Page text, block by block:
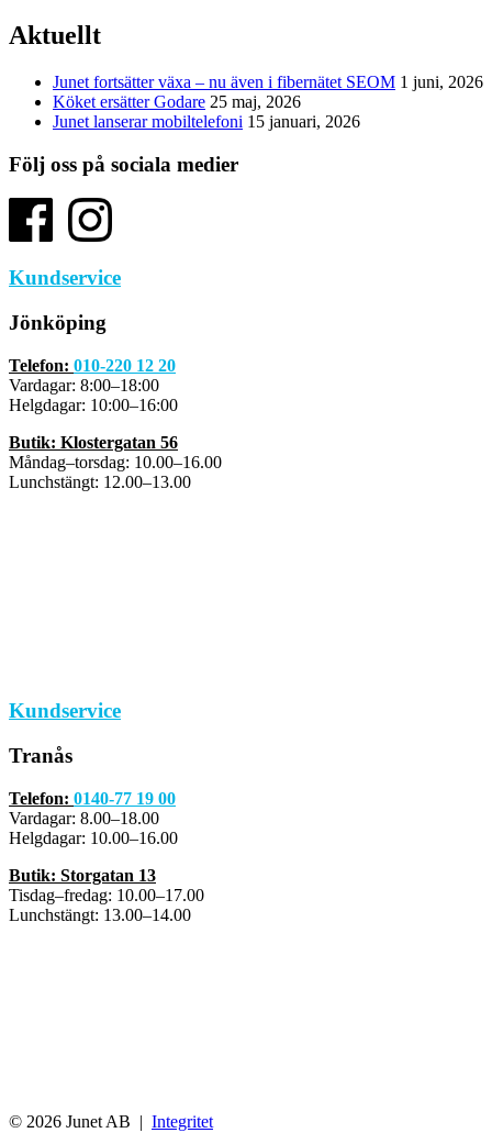
Aktuellt
Junet fortsätter växa – nu även i fibernätet SEOM 1 juni, 2026
Köket ersätter Godare 25 maj, 2026
Junet lanserar mobiltelefoni 15 januari, 2026
Följ oss på sociala medier
Kundservice
Jönköping
Telefon: 010-220 12 20
Vardagar: 8:00–18:00
Helgdagar: 10:00–16:00
Butik: Klostergatan 56
Måndag–torsdag: 10.00–16.00
Lunchstängt: 12.00–13.00
Kundservice
Tranås
Telefon: 0140-77 19 00
Vardagar: 8.00–18.00
Helgdagar: 10.00–16.00
Butik: Storgatan 13
Tisdag–fredag: 10.00–17.00
Lunchstängt: 13.00–14.00
© 2026 Junet AB | Integritet